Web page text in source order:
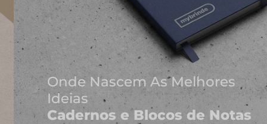
Onde Nascem As Melhores
Ideias
Cadernos e Blocos de Notas